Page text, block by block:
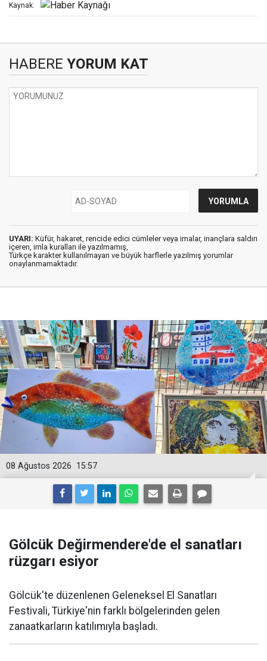
Kaynak:
HABERE YORUM KAT
UYARI: Küfür, hakaret, rencide edici cümleler veya imalar, inançlara saldırı
içeren, imla kuralları ile yazılmamış,
Türkçe karakter kullanılmayan ve büyük harflerle yazılmış yorumlar
onaylanmamaktadır.
15:57
08 Ağustos 2026
Gölcük Değirmendere'de el sanatları
rüzgarı esiyor
Gölcük'te düzenlenen Geleneksel El Sanatları
Festivali, Türkiye'nin farklı bölgelerinden gelen
zanaatkarların katılımıyla başladı.